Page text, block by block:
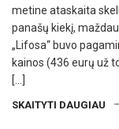
metine ataskaita
panašų kiekį,
„Lifosa“ buvo
kainos (436 eurų už
[…]
SKAITYTI DAUGIAU